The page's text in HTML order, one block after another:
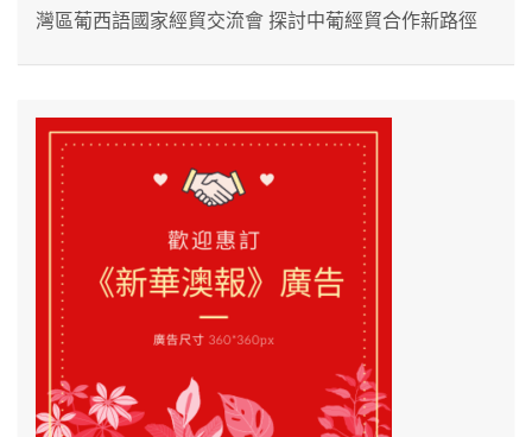
灣區葡西語國家經貿交流會 探討中葡經貿合作新路徑